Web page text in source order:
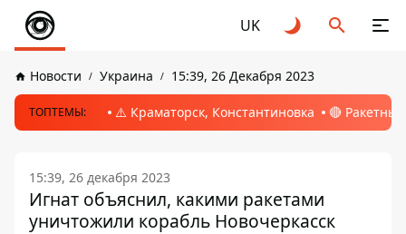
UK
Новости Украина 15:39, 26 Декабря 2023
ТОПТЕМЫ: ⚠️ Краматорск, Константиновка 🔴
15:39, 26 декабря 2023
Игнат объяснил, какими ракетами
уничтожили корабль Новочеркасск